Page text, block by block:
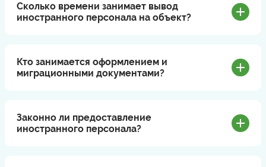
Сколько времени занимает вывод
иностранного персонала на объект?
Кто занимается оформлением и
миграционными документами?
Законно ли предоставление
иностранного персонала?